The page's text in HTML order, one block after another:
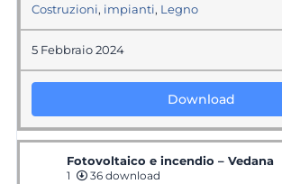
Costruzioni, impianti, Legno
5 Febbraio 2024
Download
Fotovoltaico e incendio – Vedana
1 36 download